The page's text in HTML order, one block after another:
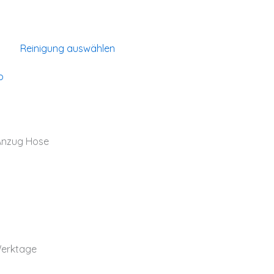
Reinigung auswählen
Hose